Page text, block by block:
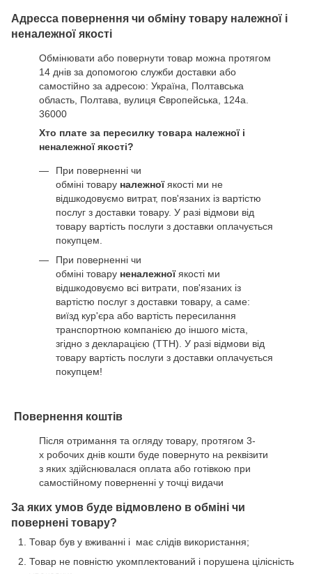
Адресса повернення чи обміну товару належної і
неналежної якості
Обмінювати або повернути товар можна протягом
14 днів за допомогою служби доставки або
самостійно за адресою: Україна, Полтавська
область, Полтава, вулиця Європейська, 124а.
36000
Хто плате за пересилку товара належної і
неналежної якості?
При поверненні чи
обміні товару належноїякості ми не
відшкодовуємо витрат, пов'язаних із вартістю
послуг з доставки товару. У разі відмови від
товару вартість послуги з доставки оплачується
покупцем.
При поверненні чи
обміні товару неналежноїякості ми
відшкодовуємо всі витрати, пов'язаних із
вартістю послуг з доставки товару, а саме:
виїзд кур'єра або вартість пересилання
транспортною компанією до іншого міста,
згідно з декларацією (ТТН). У разі відмови від
товару вартість послуги з доставки оплачується
покупцем!
Повернення коштів
Після отримання та огляду товару, протягом 3-
х робочих днів кошти буде повернуто на реквізити
з яких здійснювалася оплата або готівкою при
самостійному поверненні у точці видачи
За яких умов буде відмовлено в обміні чи
повернені товару?
Товар був у вживанні і має слідів використання;
Товар не повністю укомплектований і порушена цілісність